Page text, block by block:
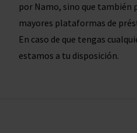
por Namo, sino que también
mayores plataformas de
En caso de que tengas
estamos a tu disposición.